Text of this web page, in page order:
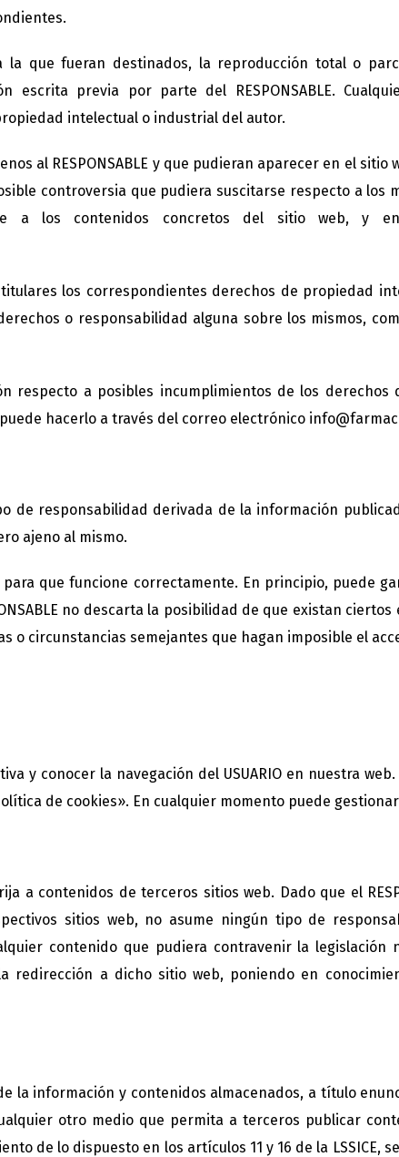
que fueran destinados, la reproducción total o
escrita previa por parte del RESPONSABLE.
intelectual o industrial del autor.
al RESPONSABLE y que pudieran aparecer en el
controversia que pudiera suscitarse respecto a los
a los contenidos concretos del sitio web, y
titulares los correspondientes derechos de propiedad
o responsabilidad alguna sobre los mismos,
respecto a posibles incumplimientos de los
hacerlo a través del correo electrónico
de responsabilidad derivada de la información
ajeno al mismo.
que funcione correctamente. En principio, puede
no descarta la posibilidad de que existan
o circunstancias semejantes que hagan imposible el
y conocer la navegación del USUARIO en nuestra
de cookies». En cualquier momento puede
a contenidos de terceros sitios web. Dado que el
sitios web, no asume ningún tipo de
contenido que pudiera contravenir la
redirección a dicho sitio web, poniendo en
de la información y contenidos almacenados, a título
otro medio que permita a terceros publicar
de lo dispuesto en los artículos 11 y 16 de la